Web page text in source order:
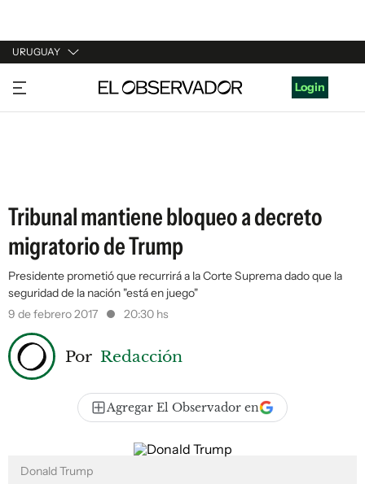
URUGUAY
URUGUAY
ARGENTINA
Login
Tribunal mantiene bloqueo a decreto
migratorio de Trump
Presidente prometió que recurrirá a la Corte Suprema dado que la
seguridad de la nación "está en juego"
9 de febrero 2017
20:30 hs
Por Redacción
Agregar El Observador en
Donald Trump